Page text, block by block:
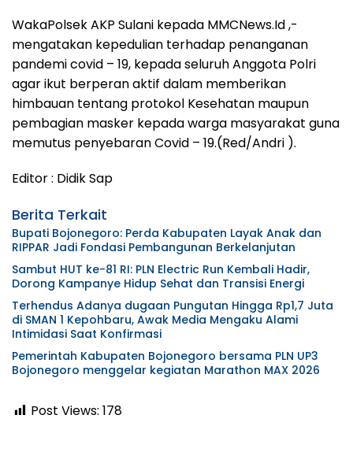
WakaPolsek AKP Sulani kepada MMCNews.Id ,-
mengatakan kepedulian terhadap penanganan
pandemi covid – 19, kepada seluruh Anggota Polri
agar ikut berperan aktif dalam memberikan
himbauan tentang protokol Kesehatan maupun
pembagian masker kepada warga masyarakat guna
memutus penyebaran Covid – 19.(Red/Andri ).
Editor : Didik Sap
Berita Terkait
Bupati Bojonegoro: Perda Kabupaten Layak Anak dan
RIPPAR Jadi Fondasi Pembangunan Berkelanjutan
Sambut HUT ke-81 RI: PLN Electric Run Kembali Hadir,
Dorong Kampanye Hidup Sehat dan Transisi Energi
Terhendus Adanya dugaan Pungutan Hingga Rp1,7 Juta
di SMAN 1 Kepohbaru, Awak Media Mengaku Alami
Intimidasi Saat Konfirmasi
Pemerintah Kabupaten Bojonegoro bersama PLN UP3
Bojonegoro menggelar kegiatan Marathon MAX 2026
Post Views: 178